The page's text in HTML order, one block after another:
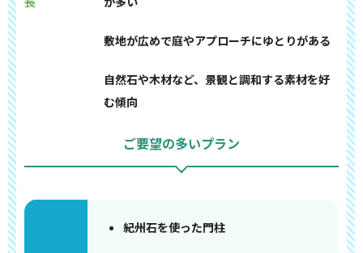
敷地が広めで庭やアプローチにゆとりがある
自然石や木材など、景観と調和する素材を好
む傾向
ご要望の多いプラン
紀州石を使った門柱